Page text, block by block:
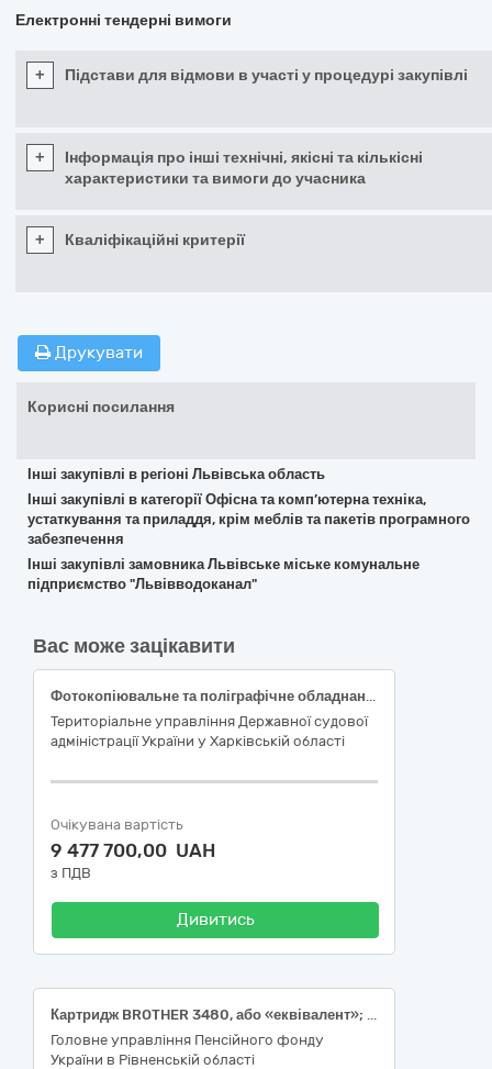
Електронні тендерні вимоги
+ Підстави для відмови в участі у процедурі закупівлі
+
Інформація про інші технічні, якісні та кількісні
характеристики та вимоги до учасника
+ Кваліфікаційні критерії
Друкувати
Корисні посилання
Інші закупівлі в регіоні Львівська область
Інші закупівлі в категорії Офісна та комп’ютерна техніка,
устаткування та приладдя, крім меблів та пакетів програмного
забезпечення
Інші закупівлі замовника Львівське міське комунальне
підприємство "Львівводоканал"
Вас може зацікавити
Фотокопіювальне та поліграфічне обладнання для офсетного друку за кодом CPV за ДК 021:2015:30120000-6 (придбання витратних та інших матеріалів до комп’ютерної техніки та оргтехніки - картриджі з тонером для потреби окремих загальних судів м. Харкова та Харківської області)
Територіальне управління Державної судової
адміністрації України у Харківській області
Очікувана вартість
9 477 700,00 UAH
з ПДВ
Дивитись
Картридж BROTHER 3480, або «еквівалент»; Картридж HP 145X LJ Pro 3003/3103 Black (3800 ст) (W1450X), або «еквівалент»; Картридж HP LJ 4003/4103, MFP 4103 Black W1510A (151A), або «еквівалент»; Тонер-картридж HP 154A LJ Tank 1502/1602/2603 Black 2.5К (W1540A), або «еквівалент»; Тонер-картридж CF259А, або «еквівалент»; Картридж Canon IR2425 C-EXV60 Black, оригінал; Драм картридж Canon 051, або «еквівалент»; Картридж canon 051 Black, або «еквівалент»; Картриджі KYOCERA TK1120, або «еквівалент»; Canon 716С(для Canon i-SENSYS LBP 5050), або «еквівалент»; Canon 716Y(для Canon i-SENSYS LBP 5050), або «еквівалент»; Canon 716M(для Canon i-SENSYS LBP 5050), або «еквівалент»; Canon 716B(для Canon i-SENSYS LBP 5050), або «еквівалент»; Тонер TN-217 до bizhub 283, або «еквівалент»; Тонер для принтерів KYOCERA Katun, 1kg, або «еквівалент»; Тонер для принтерів BROTHER IPM MOON №2, 0.5kg, або «еквівалент»; Фотобарабан до драм юніта dr-3400, або «еквівалент»; Фотобарабан до драм юніта dr-2335, або «еквівалент»; Фотобарабан до драм юніта dr-2090, або «еквівалент»; Комплект картриджів для Epson WF-3820: Epson 405 Multipack Cyan/Magenta/Yellow/Black або «еквівалент»; Тонер-картридж TN-216 до Konika Minolta bizhub 220 c або «еквівалент»; Тонер-картридж TN-216 до Konika Minolta bizhub 220 m або «еквівалент»; Тонер-картридж TN-216 до Konika Minolta bizhub 220 k або «еквівалент»; Тонер-картридж TN-216 до Konika Minolta bizhub 220 y або «еквівалент»; Драм юніт dr-3400 до принтера Brother 5500/5750, або «еквівалент»; Ремонтний комплект Kyocera MK-3160 оригінал; Оригінальний блок фюзера Kyocera FK-1150 (для Kyocera p2040dn) 302RV93053
Головне управління Пенсійного фонду
України в Рівненській області